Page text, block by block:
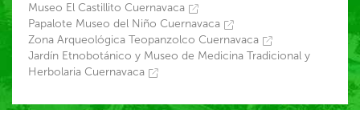
Museo El Castillito Cuernavaca
Papalote Museo del Niño Cuernavaca
Zona Arqueológica Teopanzolco Cuernavaca
Jardín Etnobotánico y Museo de Medicina Tradicional y
Herbolaria Cuernavaca